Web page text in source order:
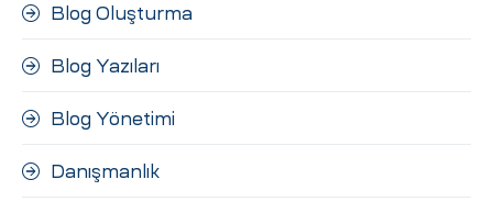
Blog Oluşturma
Blog Yazıları
Blog Yönetimi
Danışmanlık